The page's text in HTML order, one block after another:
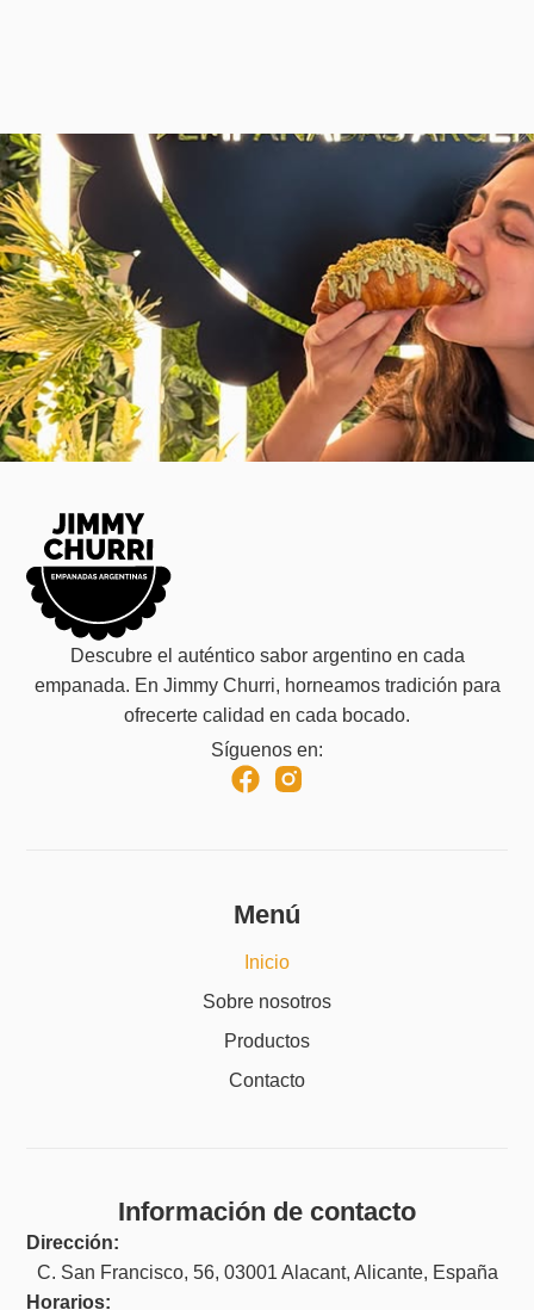
Descubre el auténtico sabor argentino en cada
empanada. En Jimmy Churri, horneamos tradición para
ofrecerte calidad en cada bocado.
Síguenos en:
Menú
Inicio
Sobre nosotros
Productos
Contacto
Información de contacto
Dirección:
C. San Francisco, 56, 03001 Alacant, Alicante, España
Horarios: